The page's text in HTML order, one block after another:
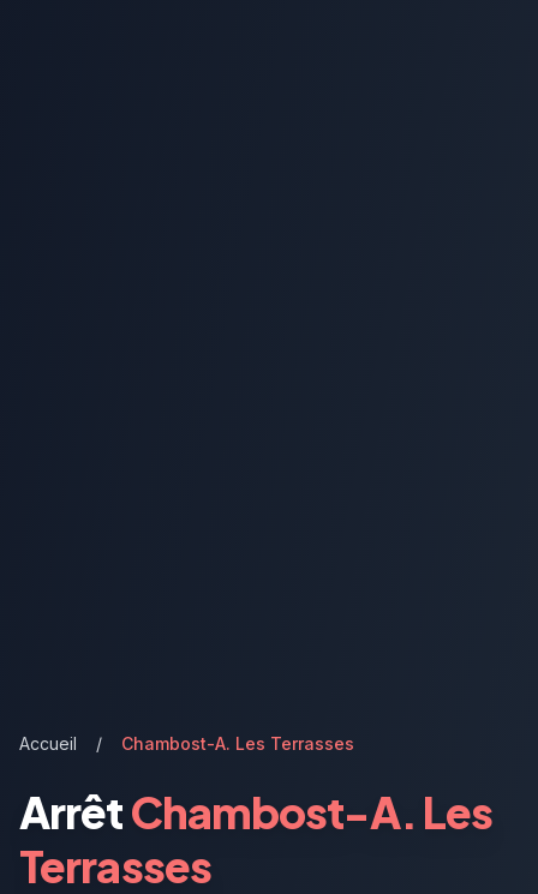
Accueil / Chambost-A. Les Terrasses
ArrêtChambost-A. Les
Terrasses